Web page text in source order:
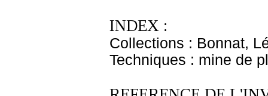
INDEX :
Collections : Bonnat,
Techniques : mine de